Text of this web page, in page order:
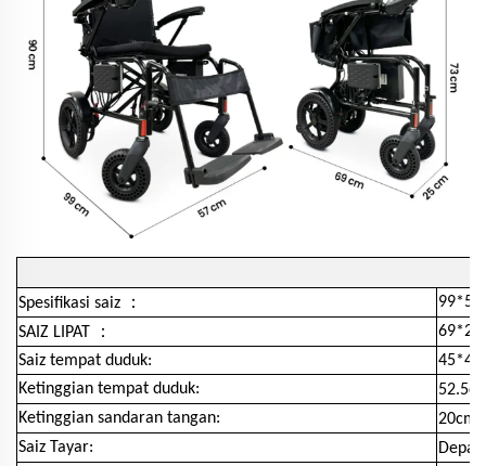
Spesifikasi saiz ：
SAIZ LIPAT
：
Saiz tempat duduk:
Ketinggian tempat duduk:
Ketinggian sandaran tangan:
20cm
Saiz Tayar: